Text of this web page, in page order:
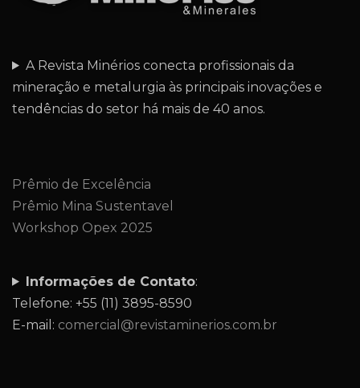
A Revista Minérios conecta profissionais da
mineração e metalurgia às principais inovações e
tendências do setor há mais de 40 anos.
Prêmio de Excelência
Prêmio Mina Sustentavel
Workshop Opex 2025
Informações de Contato:
Telefone: +55 (11) 3895-8590
E-mail: comercial@revistaminerios.com.br